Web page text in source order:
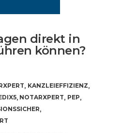
direkt in
können?
, KANZLEIEFFIZIENZ,
, NOTARXPERT, PEP,
,